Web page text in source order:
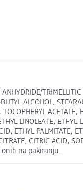
ALCOHOL,
ACETATE,
LINOLEATE, ETHYL
ETHYL PALMITATE,
CITRIC ACID,
onih na pakiranju.